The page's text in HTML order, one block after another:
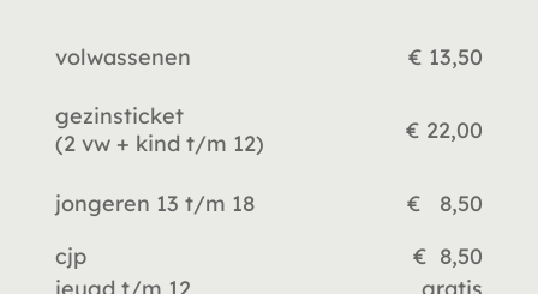
volwassenen € 13,50
gezinsticket
(2 vw + kind t/m 12) € 22,00
jongeren 13 t/m 18
€ 8,50
cjp
€ 8,50
jeugd t/m 12
gratis